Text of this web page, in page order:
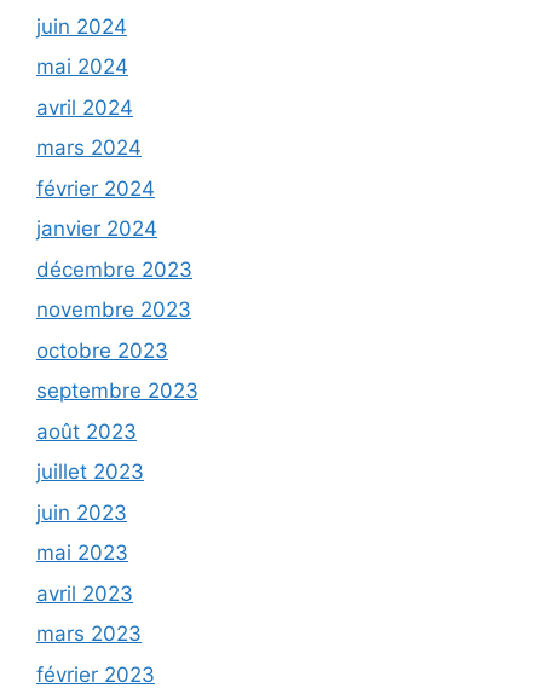
juin 2024
mai 2024
avril 2024
mars 2024
février 2024
janvier 2024
décembre 2023
novembre 2023
octobre 2023
septembre 2023
août 2023
juillet 2023
juin 2023
mai 2023
avril 2023
mars 2023
février 2023